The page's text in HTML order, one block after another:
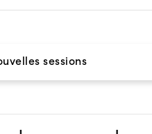
sessions